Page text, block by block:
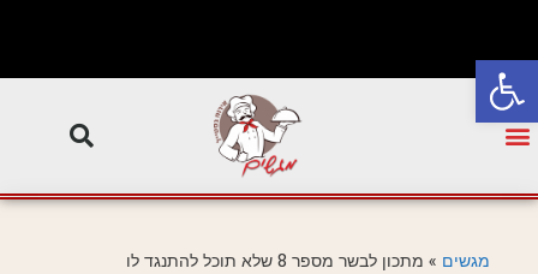
פתח סרגל נגישות
מגשים » מתכון לבשר מספר 8 שלא תוכל להתנגד לו